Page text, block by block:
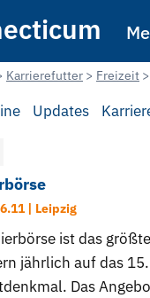
Karrierefutter Freizeit
Updates
| Leipzig
ist das
jährlich auf das
Das